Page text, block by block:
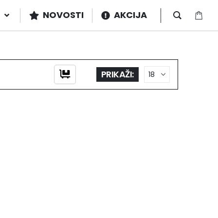
NOVOSTI AKCIJA
PRIKAŽI: